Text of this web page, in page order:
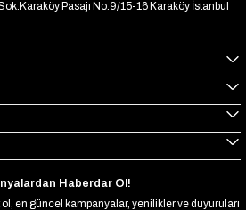
Pasajı No:9/15-16 Karaköy İstanbul
Haberdar Ol!
en güncel kampanyalar, yenilikler ve duyuruları